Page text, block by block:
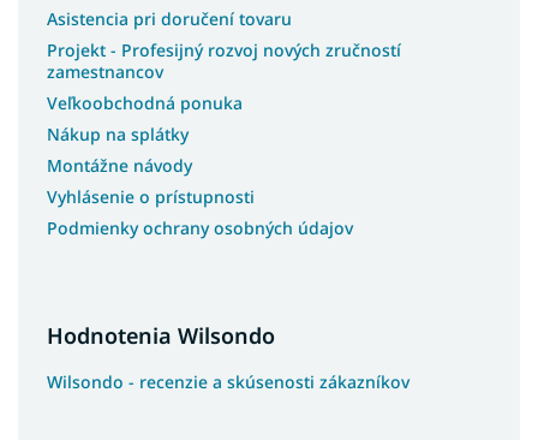
Asistencia pri doručení tovaru
Projekt - Profesijný rozvoj nových zručností
zamestnancov
Veľkoobchodná ponuka
Nákup na splátky
Montážne návody
Vyhlásenie o prístupnosti
Podmienky ochrany osobných údajov
Hodnotenia Wilsondo
Wilsondo - recenzie a skúsenosti zákazníkov